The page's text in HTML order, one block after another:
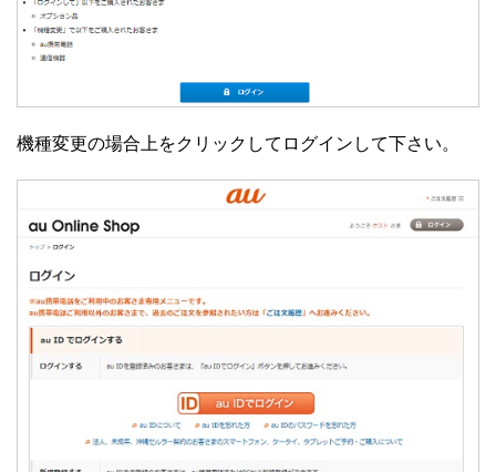
機種変更の場合上をクリックしてログインして下さい。